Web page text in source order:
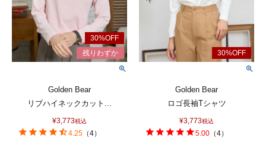
Golden Bear
リブハイネックカット...
¥3,773税込
4.25 （4）
Golden Bear
ロゴ長袖Tシャツ
¥3,773税込
5.00 （4）